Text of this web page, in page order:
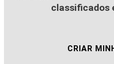
classificados
CRIAR